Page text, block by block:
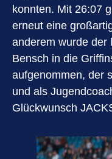
konnten. Mit 26:07
erneut eine
anderem wurde der
Bensch in die
aufgenommen, der
und als
Glückwunsch